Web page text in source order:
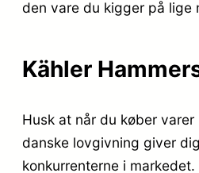
den vare du kigger på lige
Kähler
Husk at når du køber
danske lovgivning giver
konkurrenterne i